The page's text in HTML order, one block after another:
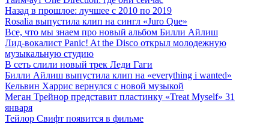
Назад в прошлое: лучшее с 2010 по 2019
Rosalia выпустила клип на сингл «Juro Que»
Все, что мы знаем про новый альбом Билли Айлиш
Лид-вокалист Panic! At the Disco открыл молодежную
музыкальную студию
В сеть слили новый трек Леди Гаги
Билли Айлиш выпустила клип на «everything i wanted»
Кельвин Харрис вернулся с новой музыкой
Меган Трейнор представит пластинку «Treat Myself» 31
января
Тейлор Свифт появится в фильме